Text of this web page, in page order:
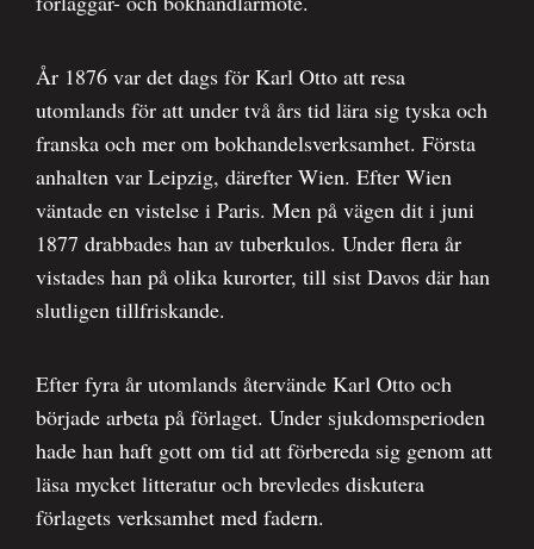
År 1876 var det dags för Karl Otto att resa
utomlands för att under två års tid lära sig tyska och
franska och mer om bokhandelsverksamhet. Första
anhalten var Leipzig, därefter Wien. Efter Wien
väntade en vistelse i Paris. Men på vägen dit i juni
1877 drabbades han av tuberkulos. Under flera år
vistades han på olika kurorter, till sist Davos där han
slutligen tillfriskande.
Efter fyra år utomlands återvände Karl Otto och
började arbeta på förlaget. Under sjukdomsperioden
hade han haft gott om tid att förbereda sig genom att
läsa mycket litteratur och brevledes diskutera
förlagets verksamhet med fadern.